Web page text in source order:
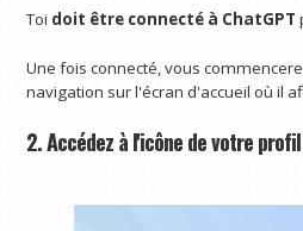
Toi doit être connecté à ChatGPT
Une fois connecté, vous
navigation sur l'écran d'accueil où il
2. Accédez à l'icône de votre profil